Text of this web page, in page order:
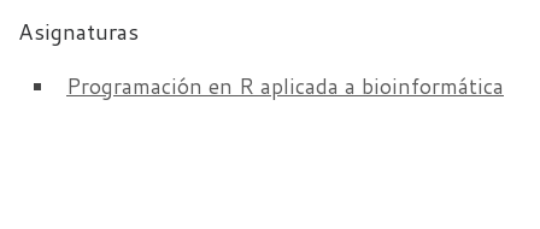
Asignaturas
Programación en R aplicada a bioinformática